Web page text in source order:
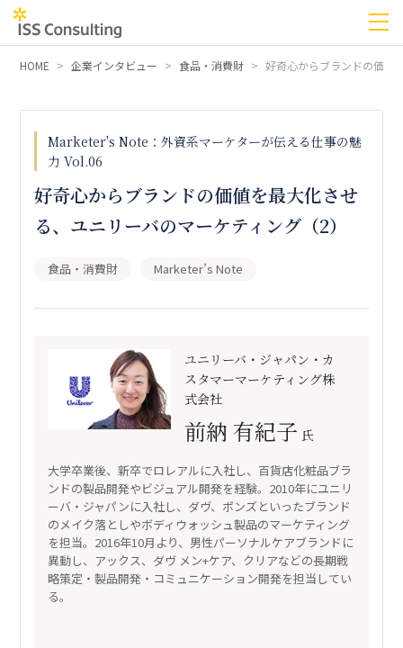
HOME 企業インタビュー 食品・消費財 好奇心からブランドの価値
Marketer's Note：外資系マーケターが伝える仕事の魅
力 Vol.06
好奇心からブランドの価値を最大化させ
る、ユニリーバのマーケティング（2）
食品・消費財 Marketer’s Note
ユニリーバ・ジャパン・カ
スタマーマーケティング株
式会社
前納 有紀子 氏
大学卒業後、新卒でロレアルに入社し、百貨店化粧品ブラ
ンドの製品開発やビジュアル開発を経験。2010年にユニリ
ーバ・ジャパンに入社し、ダヴ、ポンズといったブランド
のメイク落としやボディウォッシュ製品のマーケティング
を担当。2016年10月より、男性パーソナルケアブランドに
異動し、アックス、ダヴ メン+ケア、クリアなどの長期戦
略策定・製品開発・コミュニケーション開発を担当してい
る。